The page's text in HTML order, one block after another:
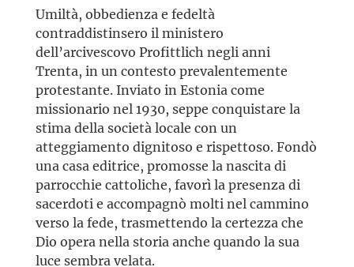
Umiltà, obbedienza e fedeltà
contraddistinsero il ministero
dell’arcivescovo Profittlich negli anni
Trenta, in un contesto prevalentemente
protestante. Inviato in Estonia come
missionario nel 1930, seppe conquistare la
stima della società locale con un
atteggiamento dignitoso e rispettoso. Fondò
una casa editrice, promosse la nascita di
parrocchie cattoliche, favorì la presenza di
sacerdoti e accompagnò molti nel cammino
verso la fede, trasmettendo la certezza che
Dio opera nella storia anche quando la sua
luce sembra velata.